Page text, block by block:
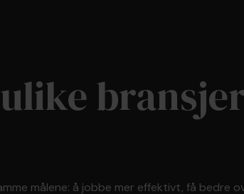
målene: å jobbe mer effektivt, få bedre